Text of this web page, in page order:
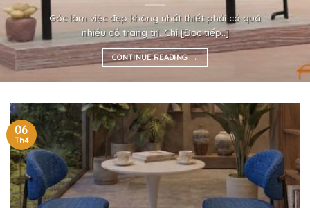
Góc làm việc đẹp không nhất thiết phải có quá
nhiều đồ trang trí. Chỉ [Đọc tiếp..]
CONTINUE READING→
06
Th4